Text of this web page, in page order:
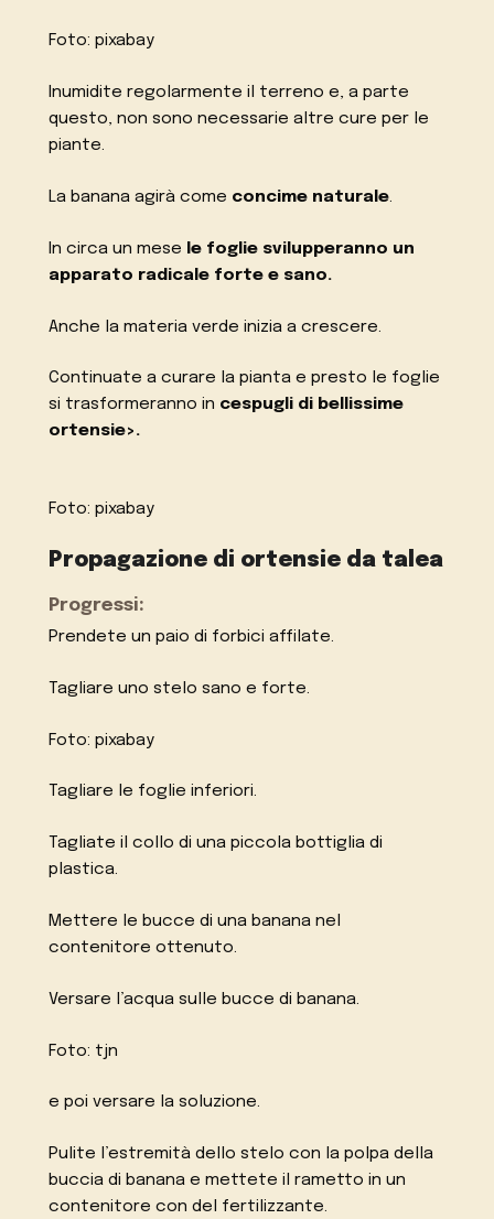
Foto: pixabay
Inumidite regolarmente il terreno e, a parte
questo, non sono necessarie altre cure per le
piante.
La banana agirà come concime naturale.
In circa un mese le foglie svilupperanno un
apparato radicale forte e sano.
Anche la materia verde inizia a crescere.
Continuate a curare la pianta e presto le foglie
si trasformeranno in cespugli di bellissime
ortensie>.
Foto: pixabay
Propagazione di ortensie da talea
Progressi:
Prendete un paio di forbici affilate.
Tagliare uno stelo sano e forte.
Foto: pixabay
Tagliare le foglie inferiori.
Tagliate il collo di una piccola bottiglia di
plastica.
Mettere le bucce di una banana nel
contenitore ottenuto.
Versare l’acqua sulle bucce di banana.
Foto: tjn
e poi versare la soluzione.
Pulite l’estremità dello stelo con la polpa della
buccia di banana e mettete il rametto in un
contenitore con del fertilizzante.